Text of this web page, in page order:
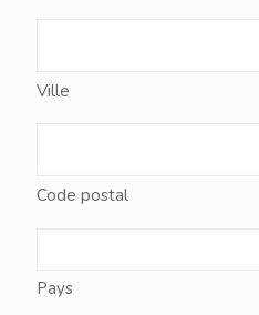
Ville
Code postal
Pays